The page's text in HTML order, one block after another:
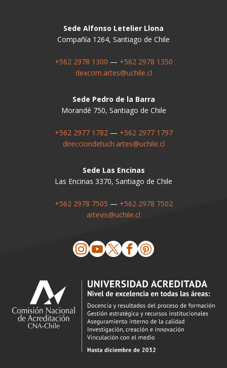
Sede Alfonso Letelier Llona
Compañía 1264, Santiago de Chile
+562 2978 1300 — +562 2978 1350
dexcom.artes@uchile.cl
Sede Pedro de la Barra
Morandé 750, Santiago de Chile
+562 2977 1782— +562 2977 1797
direcciondetuch.artes@uchile.cl
Sede Las Encinas
Las Encinas 3370, Santiago de Chile
+562 2978 7505 — +562 2978 7502
artevis@uchile.cl